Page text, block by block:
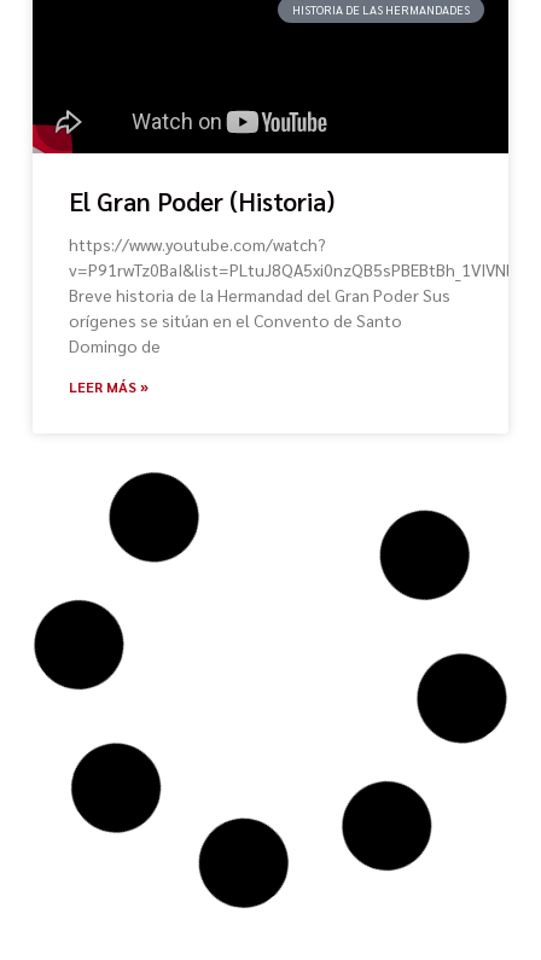
HISTORIA DE LAS HERMANDADES
El Gran Poder (Historia)
https://www.youtube.com/watch?
Breve historia de la Hermandad del Gran Poder Sus
orígenes se sitúan en el Convento de Santo
Domingo de
LEER MÁS »